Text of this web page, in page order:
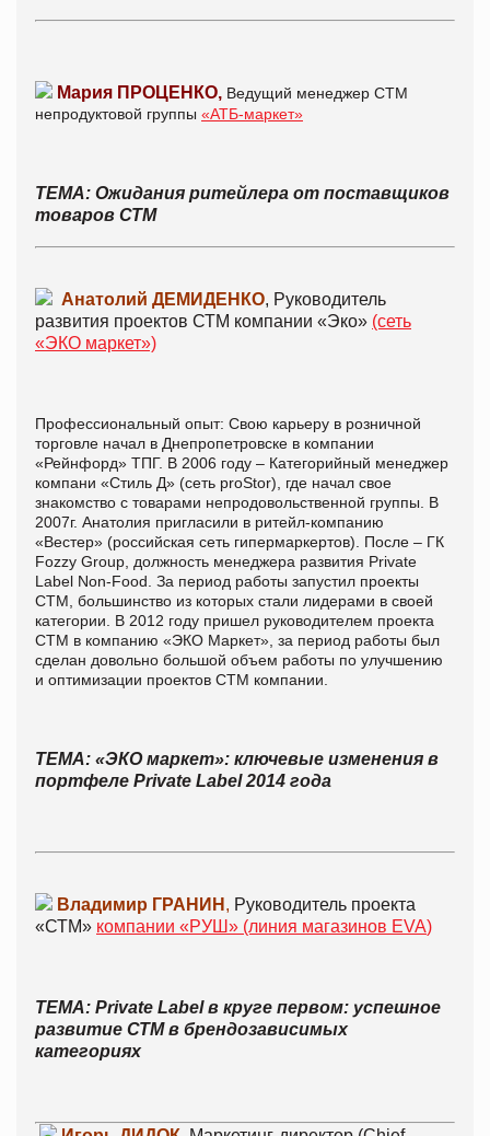
Мария ПРОЦЕНКО, Ведущий менеджер СТМ
непродуктовой группы «АТБ-маркет»
ТЕМА: Ожидания ритейлера от поставщиков
товаров СТМ
Анатолий ДЕМИДЕНКО, Руководитель
развития проектов СТМ компании «Эко» (сеть
«ЭКО маркет»)
Профессиональный опыт: Свою карьеру в розничной
торговле начал в Днепропетровске в компании
«Рейнфорд» ТПГ. В 2006 году – Категорийный менеджер
компани «Стиль Д» (сеть proStor), где начал свое
знакомство с товарами непродовольственной группы. В
2007г. Анатолия пригласили в ритейл-компанию
«Вестер» (российская сеть гипермаркертов). После – ГК
Fozzy Group, должность менеджера развития Private
Label Non-Food. За период работы запустил проекты
СТМ, большинство из которых стали лидерами в своей
категории. В 2012 году пришел руководителем проекта
СТМ в компанию «ЭКО Маркет», за период работы был
сделан довольно большой объем работы по улучшению
и оптимизации проектов СТМ компании.
ТЕМА: «ЭКО маркет»: ключевые изменения в
портфеле Private Label 2014 года
Владимир ГРАНИН , Руководитель проекта
«СТМ» компании «РУШ» (линия магазинов EVA)
ТЕМА: Private Label в круге первом: успешное
развитие СТМ в брендозависимых
категориях